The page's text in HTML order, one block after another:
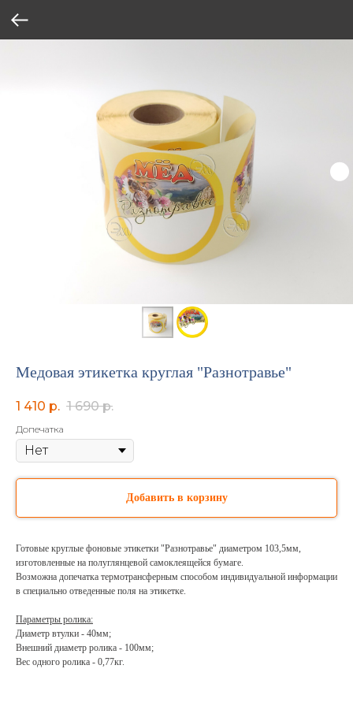
Медовая этикетка круглая "Разнотравье"
1 410 р. 1 690 р.
Допечатка
Добавить в корзину
Готовые круглые фоновые этикетки "Разнотравье" диаметром 103,5мм,
изготовленные на полуглянцевой самоклеящейся бумаге.
Возможна допечатка термотрансферным способом индивидуальной информации
в специально отведенные поля на этикетке.
Параметры ролика:
Диаметр втулки - 40мм;
Внешний диаметр ролика - 100мм;
Вес одного ролика - 0,77кг.